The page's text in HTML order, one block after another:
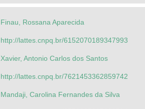
Finau, Rossana Aparecida
http://lattes.cnpq.br/6152070189347993
Xavier, Antonio Carlos dos Santos
http://lattes.cnpq.br/7621453362859742
Mandaji, Carolina Fernandes da Silva